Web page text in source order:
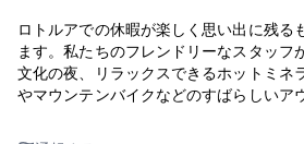
ロトルアでの休暇が楽しく思い出に残る
ます。私たちのフレンドリーなスタッフ
文化の夜、リラックスできるホットミネ
やマウンテンバイクなどのすばらしいア